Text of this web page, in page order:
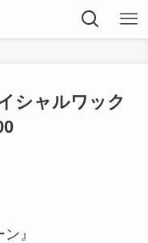
シャルワック
』